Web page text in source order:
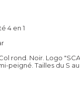
4 en 1
rond. Noir. Logo
peigné. Tailles du S au